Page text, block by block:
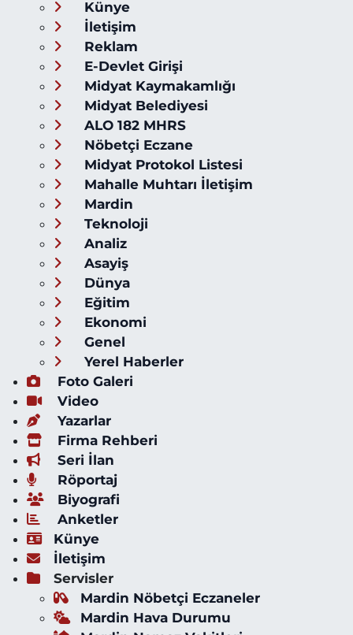
Künye
İletişim
Reklam
E-Devlet Girişi
Midyat Kaymakamlığı
Midyat Belediyesi
ALO 182 MHRS
Nöbetçi Eczane
Midyat Protokol Listesi
Mahalle Muhtarı İletişim
Mardin
Teknoloji
Analiz
Asayiş
Dünya
Eğitim
Ekonomi
Genel
Yerel Haberler
Foto Galeri
Video
Yazarlar
Firma Rehberi
Seri İlan
Röportaj
Biyografi
Anketler
Künye
İletişim
Servisler
Mardin Nöbetçi Eczaneler
Mardin Hava Durumu